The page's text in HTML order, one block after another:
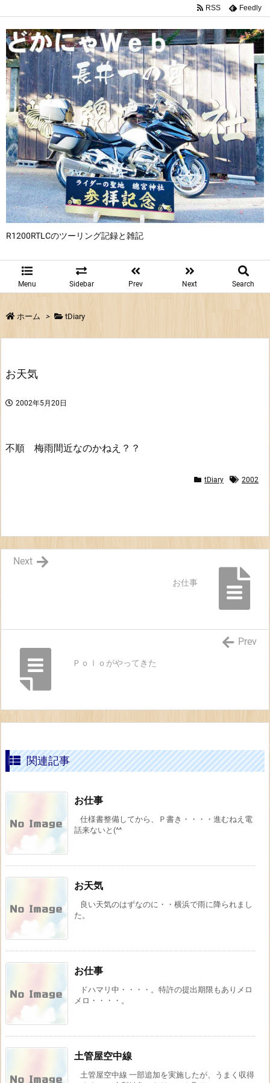
R1200RTLCのツーリング記録と雑記
Menu Sidebar Prev Next Search
RSS Feedly
ホーム > tDiary
お天気
2002年5月20日
不順 梅雨間近なのかねえ？？
tDiary 2002
お仕事
Next
Ｐｏｌｏがやってきた
Prev
関連記事
お仕事
仕様書整備してから、Ｐ書き・・・・進むねえ電
話来ないと(^^
お天気
良い天気のはずなのに・・横浜で雨に降られまし
た。
お仕事
ドハマリ中・・・・。特許の提出期限もありメロ
メロ・・・・。
土管屋空中線
土管屋空中線 一部追加を実施したが、うまく収得